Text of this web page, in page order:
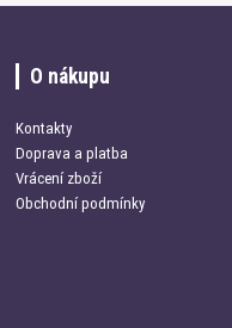
O nákupu
Kontakty
Doprava a platba
Vrácení zboží
Obchodní podmínky